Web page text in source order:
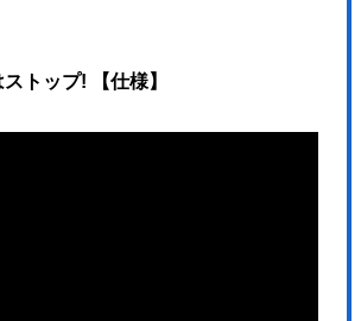
トップ! 【仕様】